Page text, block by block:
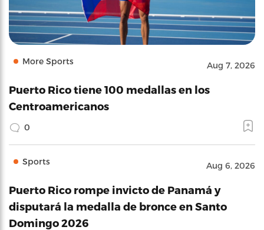
More Sports Aug 7, 2026
Puerto Rico tiene 100 medallas en los
Centroamericanos
0
Sports Aug 6, 2026
Puerto Rico rompe invicto de Panamá y
disputará la medalla de bronce en Santo
Domingo 2026